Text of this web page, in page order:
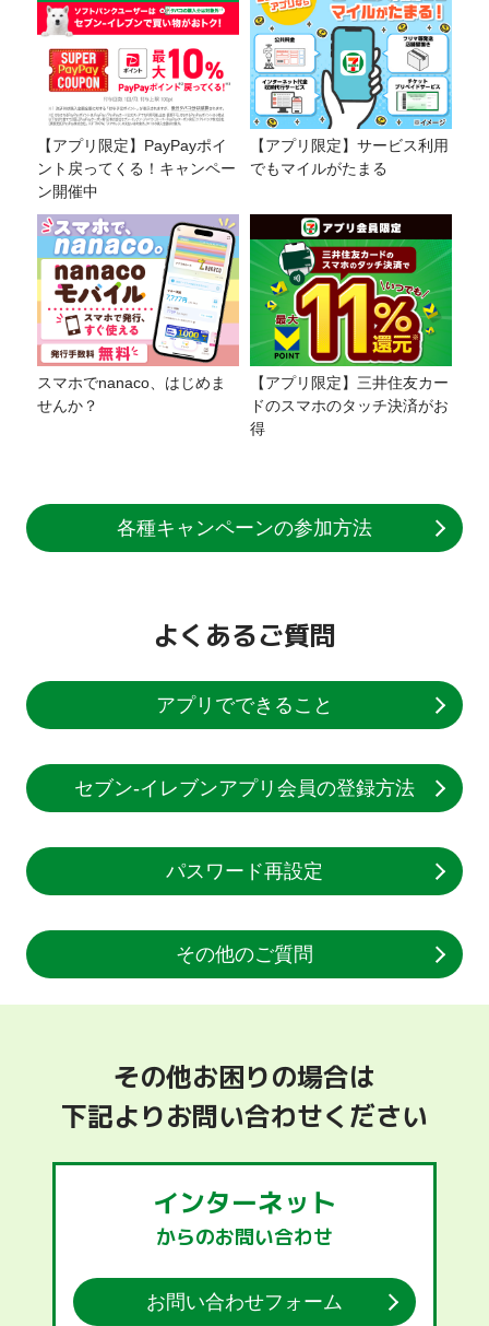
【アプリ限定】PayPayポイ
ント戻ってくる！キャンペー
ン開催中
【アプリ限定】サービス利用
でもマイルがたまる
スマホでnanaco、はじめま
せんか？
【アプリ限定】三井住友カー
ドのスマホのタッチ決済がお
得
各種キャンペーンの参加方法
よくあるご質問
アプリでできること
セブン‐イレブンアプリ 会員の登録方法
パスワード再設定
その他のご質問
その他お困りの場合は
下記よりお問い合わせください
インターネット
からのお問い合わせ
お問い合わせフォーム